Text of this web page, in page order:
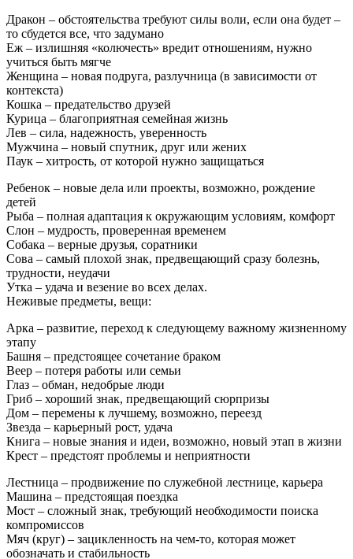
Дракон – обстоятельства требуют силы воли, если она будет –
то сбудется все, что задумано
Еж – излишняя «колючесть» вредит отношениям, нужно
учиться быть мягче
Женщина – новая подруга, разлучница (в зависимости от
контекста)
Кошка – предательство друзей
Курица – благоприятная семейная жизнь
Лев – сила, надежность, уверенность
Мужчина – новый спутник, друг или жених
Паук – хитрость, от которой нужно защищаться
Ребенок – новые дела или проекты, возможно, рождение
детей
Рыба – полная адаптация к окружающим условиям, комфорт
Слон – мудрость, проверенная временем
Собака – верные друзья, соратники
Сова – самый плохой знак, предвещающий сразу болезнь,
трудности, неудачи
Утка – удача и везение во всех делах.
Неживые предметы, вещи:
Арка – развитие, переход к следующему важному жизненному
этапу
Башня – предстоящее сочетание браком
Веер – потеря работы или семьи
Глаз – обман, недобрые люди
Гриб – хороший знак, предвещающий сюрпризы
Дом – перемены к лучшему, возможно, переезд
Звезда – карьерный рост, удача
Книга – новые знания и идеи, возможно, новый этап в жизни
Крест – предстоят проблемы и неприятности
Лестница – продвижение по служебной лестнице, карьера
Машина – предстоящая поездка
Мост – сложный знак, требующий необходимости поиска
компромиссов
Мяч (круг) – зацикленность на чем-то, которая может
обозначать и стабильность